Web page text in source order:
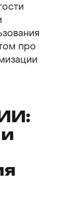
про